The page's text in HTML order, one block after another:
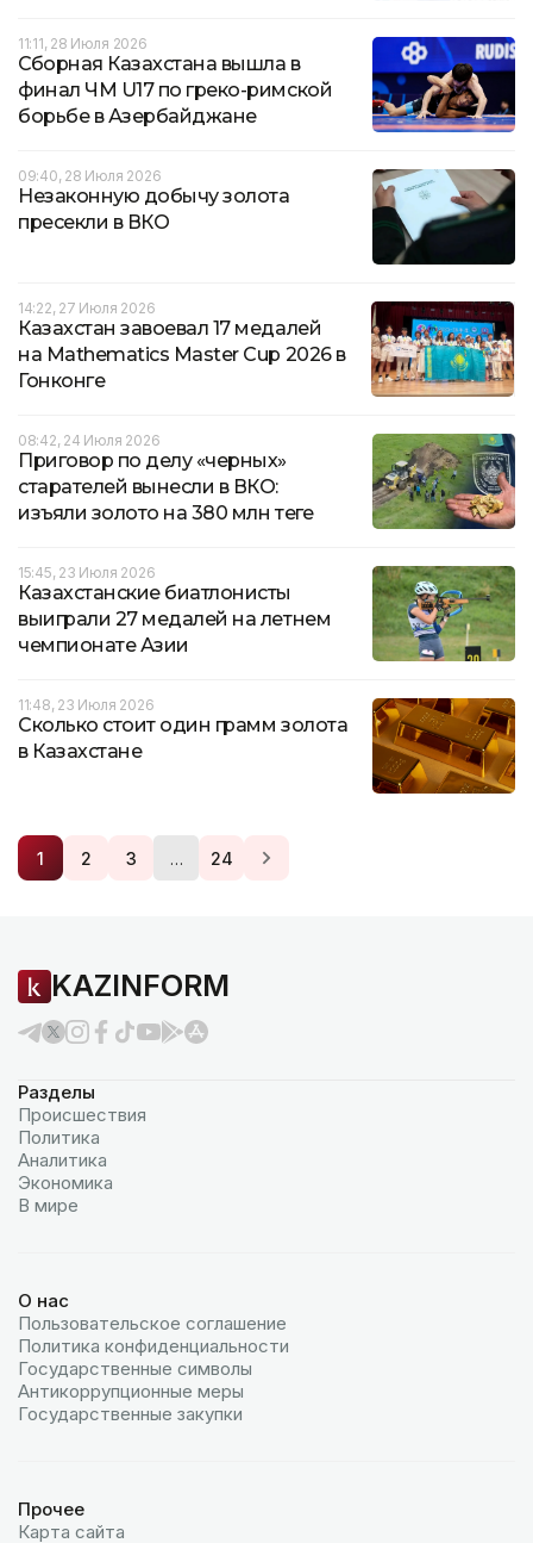
11:11, 28 Июля 2026
Сборная Казахстана вышла в
финал ЧМ U17 по греко-римской
борьбе в Азербайджане
09:40, 28 Июля 2026
Незаконную добычу золота
пресекли в ВКО
14:22, 27 Июля 2026
Казахстан завоевал 17 медалей
на Mathematics Master Cup 2026 в
Гонконге
08:42, 24 Июля 2026
Приговор по делу «черных»
старателей вынесли в ВКО:
изъяли золото на 380 млн теңге
15:45, 23 Июля 2026
Казахстанские биатлонисты
выиграли 27 медалей на летнем
чемпионате Азии
11:48, 23 Июля 2026
Сколько стоит один грамм золота
в Казахстане
1 2 3 … 24
KAZINFORM
Разделы
Происшествия
Политика
Аналитика
Экономика
В мире
О нас
Пользовательское соглашение
Политика конфиденциальности
Государственные символы
Антикоррупционные меры
Государственные закупки
Прочее
Карта сайта